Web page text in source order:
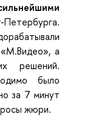
а
решений.
было
за 7 минут
жюри.